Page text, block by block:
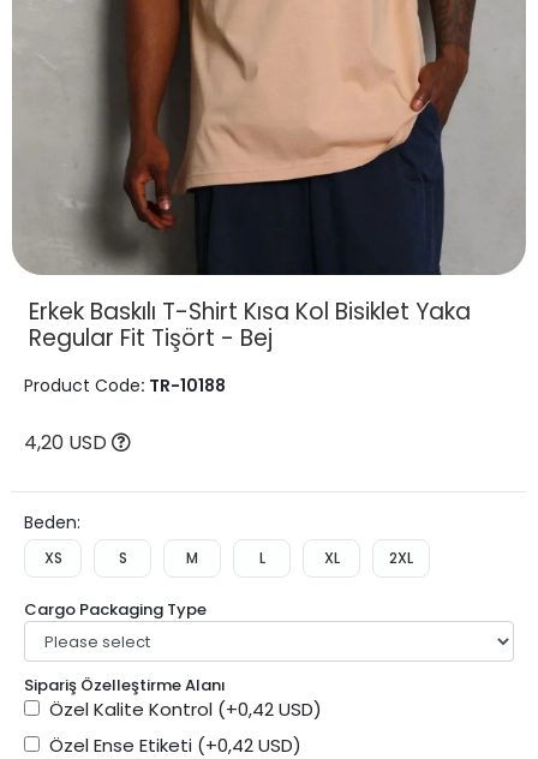
Erkek Baskılı T-Shirt Kısa Kol Bisiklet Yaka
Regular Fit Tişört - Bej
Product Code: TR-10188
4,20 USD
Beden:
XS S M L XL 2XL
Cargo Packaging Type
Sipariş Özelleştirme Alanı
Özel Kalite Kontrol (+0,42 USD)
Özel Ense Etiketi (+0,42 USD)